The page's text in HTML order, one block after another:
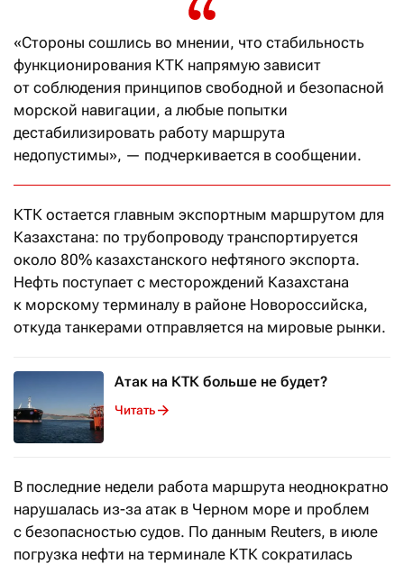
«Стороны сошлись во мнении, что стабильность
функционирования КТК напрямую зависит
от соблюдения принципов свободной и безопасной
морской навигации, а любые попытки
дестабилизировать работу маршрута
недопустимы», — подчеркивается в сообщении.
КТК остается главным экспортным маршрутом для
Казахстана: по трубопроводу транспортируется
около 80% казахстанского нефтяного экспорта.
Нефть поступает с месторождений Казахстана
к морскому терминалу в районе Новороссийска,
откуда танкерами отправляется на мировые рынки.
Атак на КТК больше не будет?
Читать
В последние недели работа маршрута неоднократно
нарушалась из-за атак в Черном море и проблем
с безопасностью судов. По данным Reuters, в июле
погрузка нефти на терминале КТК сократилась